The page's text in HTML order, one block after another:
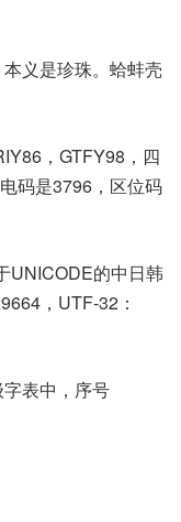
本义是珍珠。蛤蚌壳
，GTFY98，四
码是3796，区位码
UNICODE的中日韩
，UTF-32：
字表中，序号